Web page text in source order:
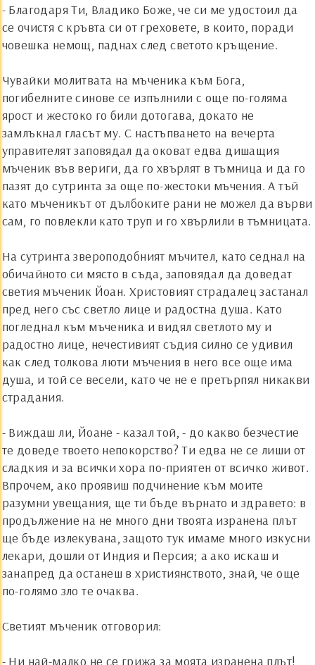
- Благодаря Ти, Владико Боже, че си ме удостоил да
се очистя с кръвта си от греховете, в които, поради
човешка немощ, паднах след светото кръщение.
Чувайки молитвата на мъченика към Бога,
погибелните синове се изпълнили с още по-голяма
ярост и жестоко го били дотогава, докато не
замлъкнал гласът му. С настъпването на вечерта
управителят заповядал да оковат едва дишащия
мъченик във вериги, да го хвърлят в тъмница и да го
пазят до сутринта за още по-жестоки мъчения. А тъй
като мъченикът от дълбоките рани не можел да върви
сам, го повлекли като труп и го хвърлили в тъмницата.
На сутринта звероподобният мъчител, като седнал на
обичайното си място в съда, заповядал да доведат
светия мъченик Йоан. Христовият страдалец застанал
пред него със светло лице и радостна душа. Като
погледнал към мъченика и видял светлото му и
радостно лице, нечестивият съдия силно се удивил
как след толкова люти мъчения в него все още има
душа, и той се весели, като че не е претърпял никакви
страдания.
- Виждаш ли, Йоане - казал той, - до какво безчестие
те доведе твоето непокорство? Ти едва не се лиши от
сладкия и за всички хора по-приятен от всичко живот.
Впрочем, ако проявиш подчинение към моите
разумни увещания, ще ти бъде върнато и здравето: в
продължение на не много дни твоята изранена плът
ще бъде излекувана, защото тук имаме много изкусни
лекари, дошли от Индия и Персия; а ако искаш и
занапред да останеш в християнството, знай, че още
по-голямо зло те очаква.
Светият мъченик отговорил:
- Ни най-малко не се грижа за моята изранена плът!